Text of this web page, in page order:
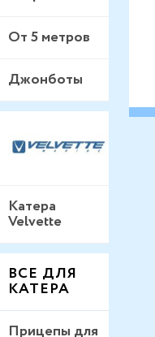
От 5 метров
Джонботы
Катера
Velvette
ВСЕ ДЛЯ
КАТЕРА
Прицепы для